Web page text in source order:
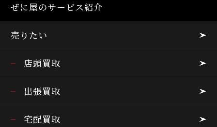
ぜに屋のサービス紹介
売りたい
店頭買取
出張買取
宅配買取